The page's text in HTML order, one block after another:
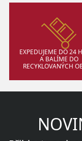
EXPEDUJEME DO 24
A BALÍME DO
RECYKLOVANÝCH